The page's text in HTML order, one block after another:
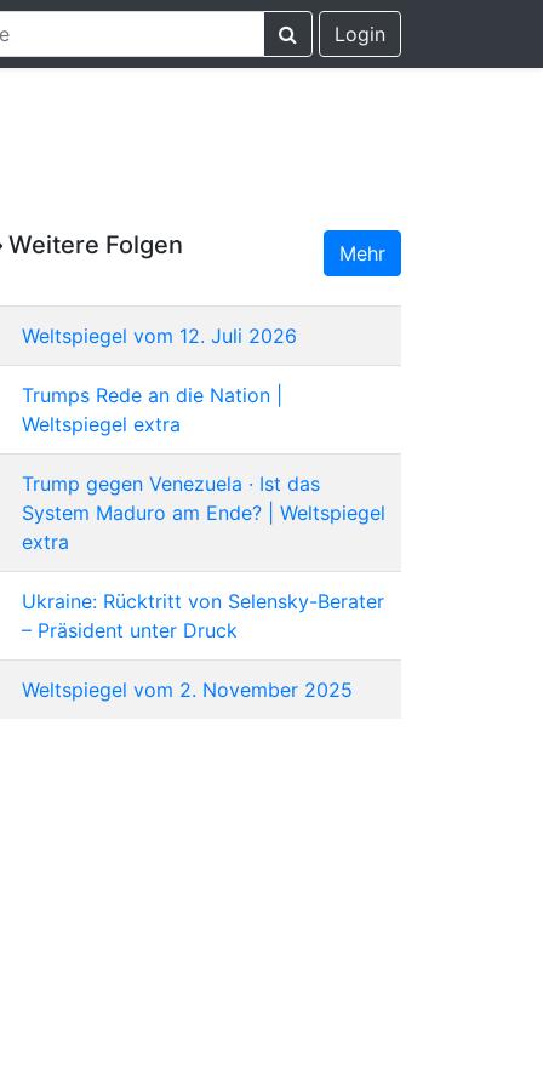
Login
Weitere Folgen Mehr
Weltspiegel vom 12. Juli 2026
Trumps Rede an die Nation |
Weltspiegel extra
Trump gegen Venezuela · Ist das
System Maduro am Ende? | Weltspiegel
extra
Ukraine: Rücktritt von Selensky-Berater
– Präsident unter Druck
Weltspiegel vom 2. November 2025